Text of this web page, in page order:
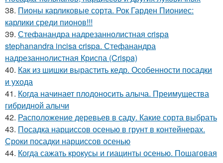
38. Пионы карликовые сорта. Рок Гарден Пиониес:
карлики среди пионов!!!
39. Стефанандра надрезаннолистная crispa
stephanandra incisa crispa. Стефанандра
надрезаннолистная Криспа (Crispa)
40. Как из шишки вырастить кедр. Особенности посадки
и ухода
41. Когда начинает плодоносить алыча. Преимущества
гибридной алычи
42. Расположение деревьев в саду. Какие сорта выбрать
43. Посадка нарциссов осенью в грунт в контейнерах.
Сроки посадки нарциссов осенью
44. Когда сажать крокусы и гиацинты осенью. Пошаговая